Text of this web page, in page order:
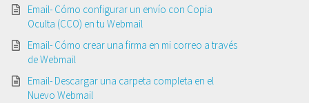
Email- Cómo configurar un envío con Copia
Oculta (CCO) en tu Webmail
Email- Cómo crear una firma en mi correo a través
de Webmail
Email- Descargar una carpeta completa en el
Nuevo Webmail